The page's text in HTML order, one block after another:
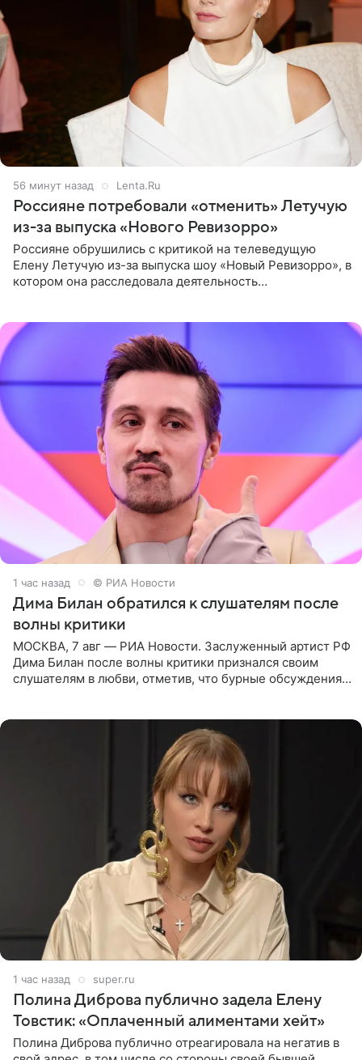
56 минут назад Lenta.Ru
Россияне потребовали «отменить» Летучую
из-за выпуска «Нового Ревизорро»
Россияне обрушились с критикой на телеведущую
Елену Летучую из-за выпуска шоу «Новый Ревизорро», в
котором она расследовала деятельность
1 час назад © РИА Новости
Дима Билан обратился к слушателям после
волны критики
МОСКВА, 7 авг — РИА Новости. Заслуженный артист РФ
Дима Билан после волны критики признался своим
слушателям в любви, отметив, что бурные обсуждения
1 час назад super.ru
Полина Диброва публично задела Елену
Товстик: «Оплаченный алиментами хейт»
Полина Диброва публично отреагировала на негатив в